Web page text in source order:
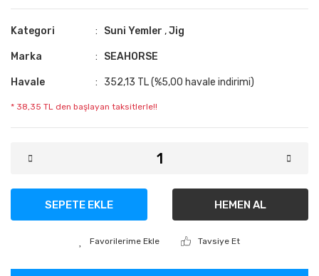
Kategori Suni Yemler ,Jig
Marka SEAHORSE
Havale 352,13 TL (%5,00 havale indirimi)
* 38,35 TL den başlayan taksitlerle!!
SEPETE EKLE HEMEN AL
Tavsiye Et